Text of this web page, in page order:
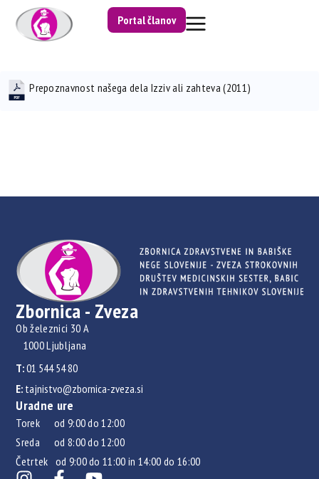
Portal članov
Prepoznavnost našega dela Izziv ali zahteva (2011)
Zbornica - Zveza
Ob železnici 30 A
1000 Ljubljana
T:01 544 54 80
E: tajnistvo@zbornica-zveza.si
Uradne ure
Torek od 9:00 do 12:00
Sreda od 8:00 do 12:00
Četrtek od 9:00 do 11:00 in 14:00 do 16:00